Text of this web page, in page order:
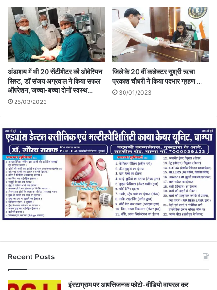
अंडाशय में थी 20 सेंटीमीटर की ओवेरियन
सिस्ट, डॉ.संजय अग्रवाल ने किया सफल
ऑपरेशन, जच्चा-बच्चा दोनों स्वस्थ…
25/03/2023
जिले के 20 वीं कलेक्टर सुश्री ऋचा
प्रकाश चौधरी ने किया पदभार ग्रहण …
30/01/2023
Recent Posts
इंस्टाग्राम पर आपत्तिजनक फोटो-वीडियो वायरल कर